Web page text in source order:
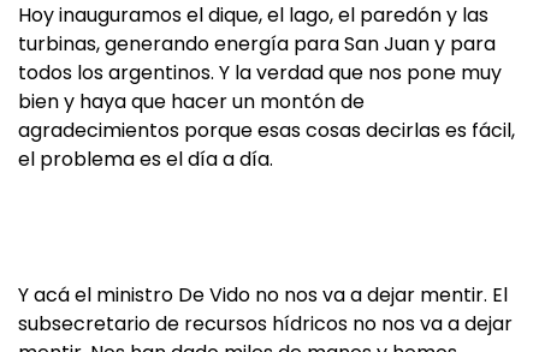
Hoy inauguramos el dique, el lago, el paredón y las
turbinas, generando energía para San Juan y para
todos los argentinos. Y la verdad que nos pone muy
bien y haya que hacer un montón de
agradecimientos porque esas cosas decirlas es fácil,
el problema es el día a día.
Y acá el ministro De Vido no nos va a dejar mentir. El
subsecretario de recursos hídricos no nos va a dejar